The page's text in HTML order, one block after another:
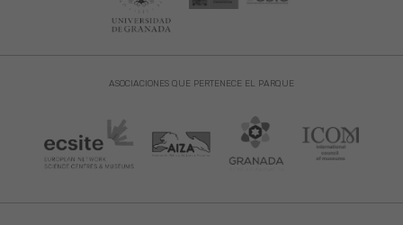
ASOCIACIONES QUE PERTENECE EL PARQUE